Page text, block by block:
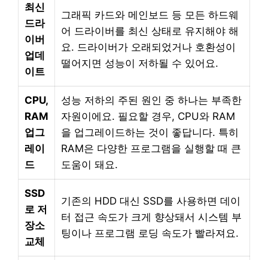
최신
드라
이버
업데
이트
그래픽 카드와 메인보드 등 모든 하드웨
어 드라이버를 최신 상태로 유지해야 해
요. 드라이버가 오래되었거나 호환성이
떨어지면 성능이 저하될 수 있어요.
CPU,
RAM
업그
레이
드
성능 저하의 주된 원인 중 하나는 부족한
자원이에요. 필요할 경우, CPU와 RAM
을 업그레이드하는 것이 좋답니다. 특히
RAM은 다양한 프로그램을 실행할 때 큰
도움이 돼요.
SSD
로 저
장소
교체
기존의 HDD 대신 SSD를 사용하면 데이
터 접근 속도가 크게 향상돼서 시스템 부
팅이나 프로그램 로딩 속도가 빨라져요.